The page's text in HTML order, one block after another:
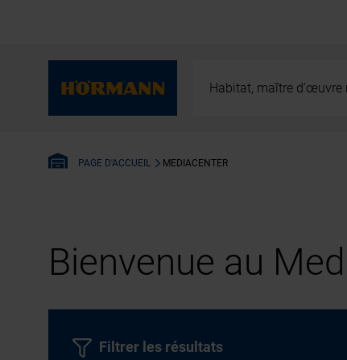
Habitat, maître d’œuvre
PAGE D'ACCUEIL MEDIACENTER
Bienvenue au
Filtrer les résultats